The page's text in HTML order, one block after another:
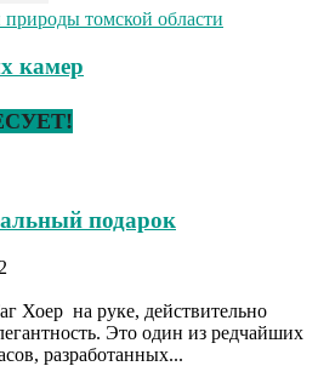
томской области
камер
подарок
Хоер на руке, действительно
Это один из редчайших
разработанных...